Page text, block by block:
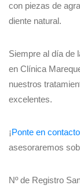
con piezas de
diente natural.
Siempre al día de
en Clínica
nuestros
excelentes.
¡Ponte en
asesoraremos
Nº de Registro